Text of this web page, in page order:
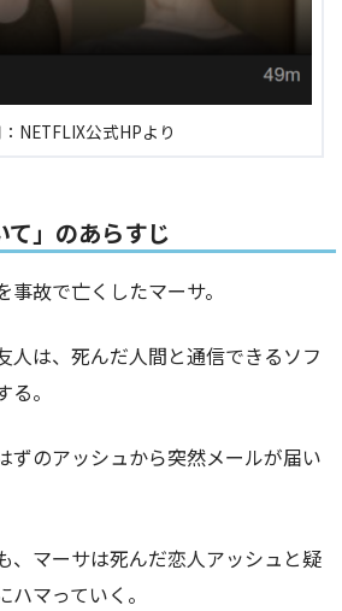
NETFLIX公式HPより
て」のあらすじ
故で亡くしたマーサ。
人は、死んだ人間と通信できるソフ
。
ずのアッシュから突然メールが届い
、マーサは死んだ恋人アッシュと疑
マっていく。